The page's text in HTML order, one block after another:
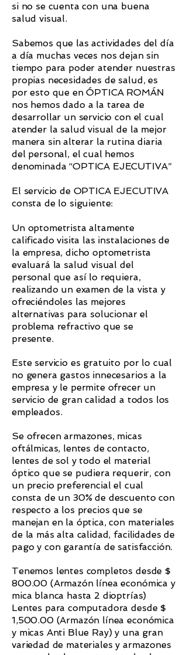
si no se cuenta con una buena
salud visual.
Sabemos que las actividades del día
a día muchas veces nos dejan sin
tiempo para poder atender nuestras
propias necesidades de salud, es
por esto que en ÓPTICA ROMÁN
nos hemos dado a la tarea de
desarrollar un servicio con el cual
atender la salud visual de la mejor
manera sin alterar la rutina diaria
del personal, el cual hemos
denominada “OPTICA EJECUTIVA”
El servicio de OPTICA EJECUTIVA
consta de lo siguiente:
Un optometrista altamente
calificado visita las instalaciones de
la empresa, dicho optometrista
evaluará la salud visual del
personal que así lo requiera,
realizando un examen de la vista y
ofreciéndoles las mejores
alternativas para solucionar el
problema refractivo que se
presente.
Este servicio es gratuito por lo cual
no genera gastos innecesarios a la
empresa y le permite ofrecer un
servicio de gran calidad a todos los
empleados.
Se ofrecen armazones, micas
oftálmicas, lentes de contacto,
lentes de sol y todo el material
óptico que se pudiera requerir, con
un precio preferencial el cual
consta de un 30% de descuento con
respecto a los precios que se
manejan en la óptica, con materiales
de la más alta calidad, facilidades de
pago y con garantía de satisfacción.
Tenemos lentes completos desde $
800.00 (Armazón línea económica y
mica blanca hasta 2 dioptrías)
Lentes para computadora desde $
1,500.00 (Armazón línea económica
y micas Anti Blue Ray) y una gran
variedad de materiales y armazones